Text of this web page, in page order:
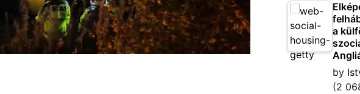
a
by
(2